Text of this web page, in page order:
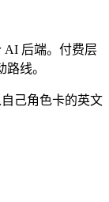
AI 后端。付费层
路线。
己角色卡的英文